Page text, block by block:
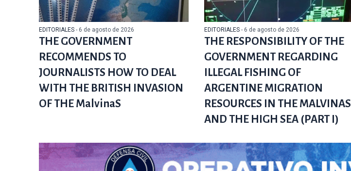
EDITORIALES - 6 de agosto de 2026
THE GOVERNMENT
RECOMMENDS TO
JOURNALISTS HOW TO DEAL
WITH THE BRITISH INVASION
OF THE MalvinaS
EDITORIALES - 6 de agosto de 2026
THE RESPONSIBILITY OF THE
GOVERNMENT REGARDING
ILLEGAL FISHING OF
ARGENTINE MIGRATION
RESOURCES IN THE MALVINAS
AND THE HIGH SEA (PART I)